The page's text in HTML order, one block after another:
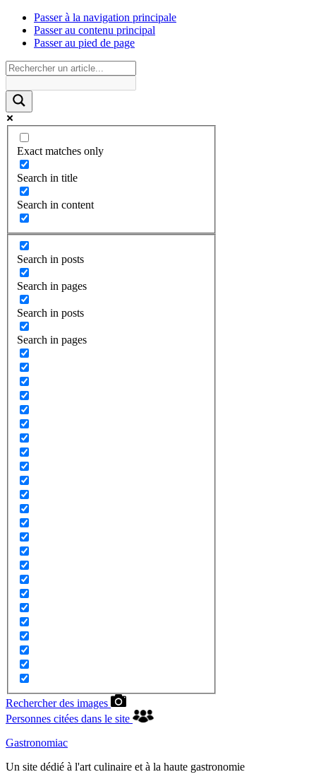
Passer à la navigation principale
Passer au contenu principal
Passer au pied de page
Exact matches only
Search in title
Search in content
Search in posts
Search in pages
Search in posts
Search in pages
Rechercher des images
Personnes citées dans le site
Gastronomiac
Un site dédié à l'art culinaire et à la haute gastronomie